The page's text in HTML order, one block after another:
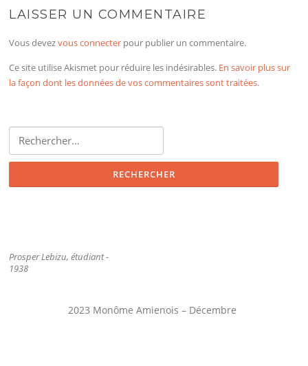
LAISSER UN COMMENTAIRE
Vous devezvous connecter pour publier un commentaire.
Ce site utilise Akismet pour réduire les indésirables. En savoir plus sur
la façon dont les données de vos commentaires sont traitées.
Rechercher :
Prosper Lebizu, étudiant -
1938
2023 Monôme Amienois – Décembre